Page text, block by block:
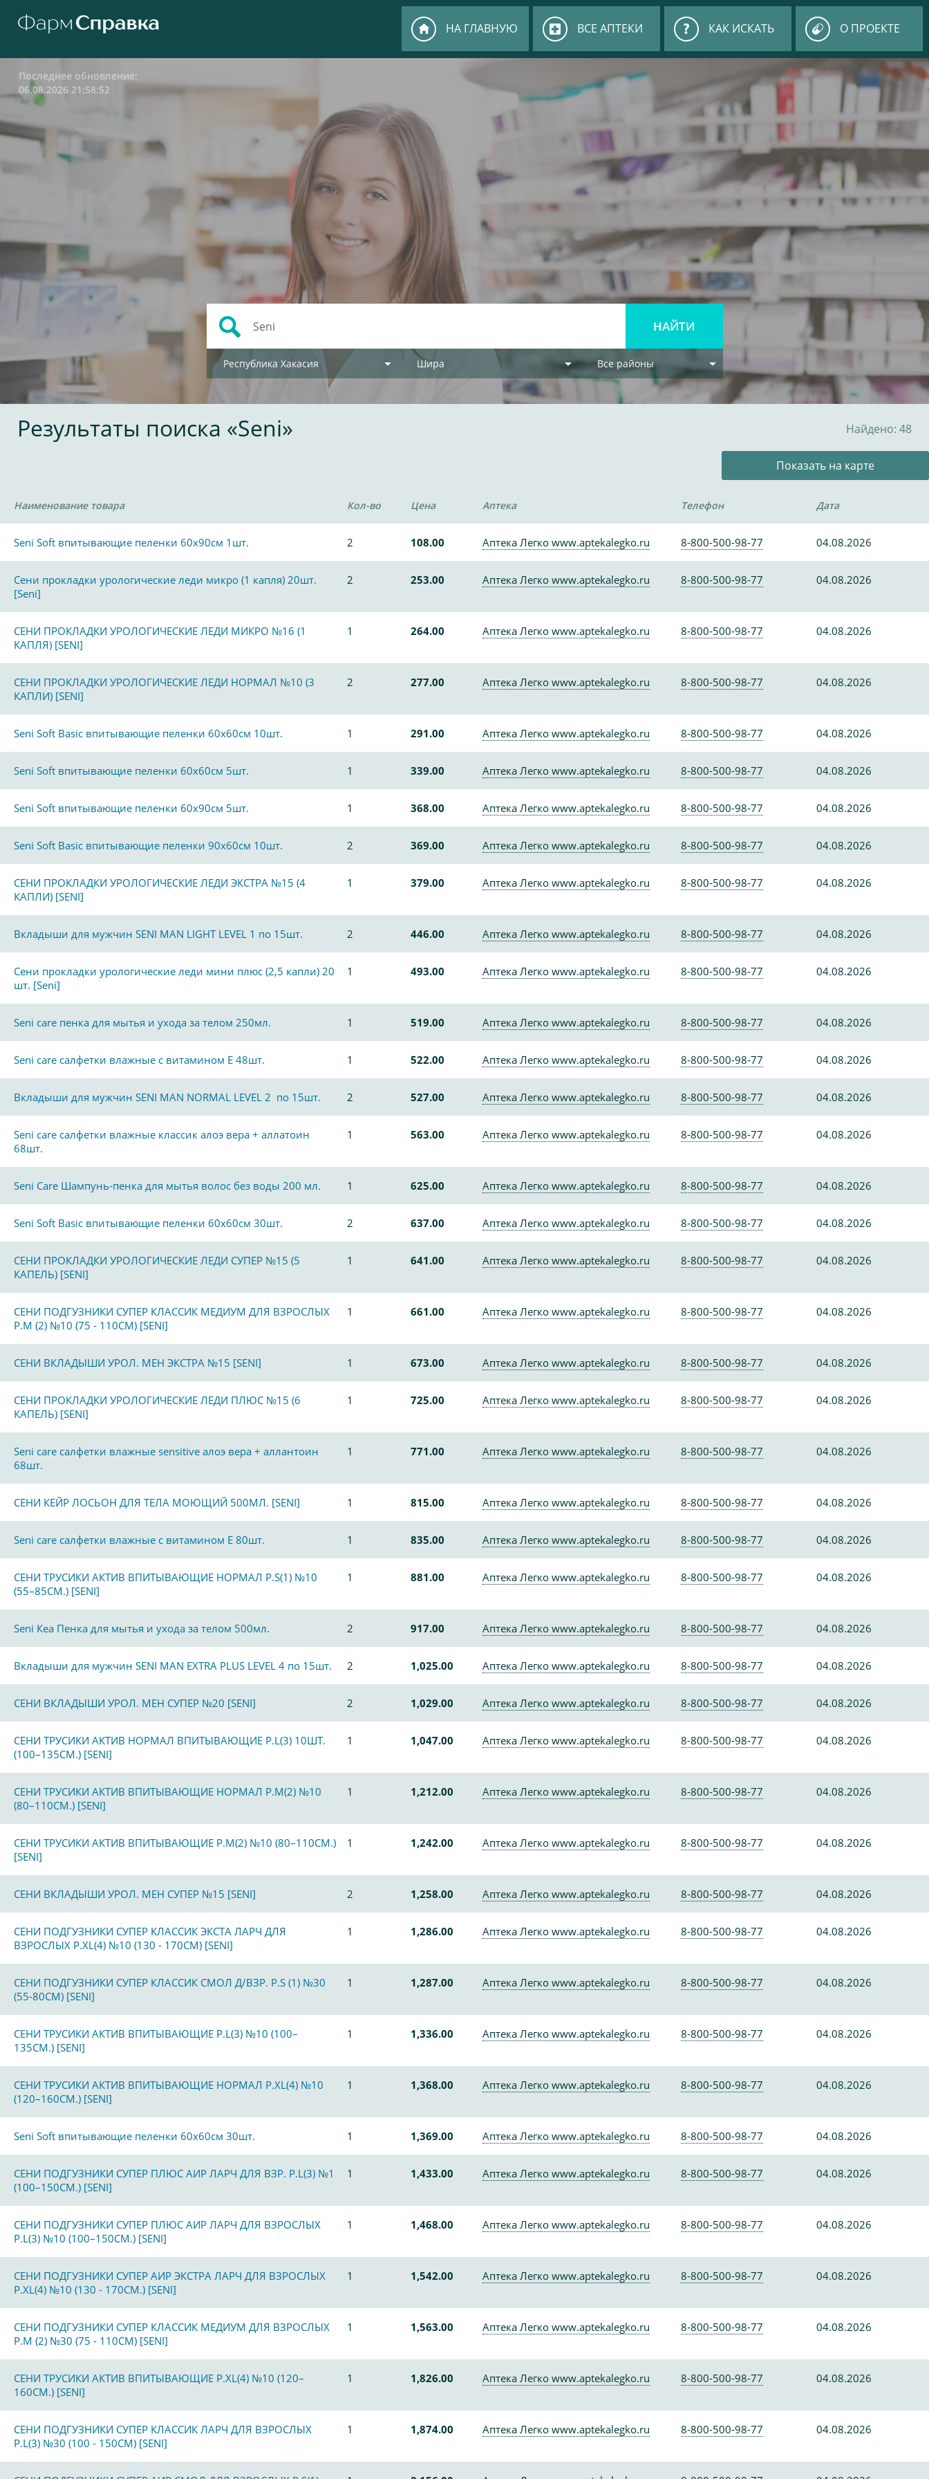
НА ГЛАВНУЮ ВСЕ АПТЕКИ КАК ИСКАТЬ О ПРОЕКТЕ
Последнее обновление:
06.08.2026 21:58:52
Республика Хакасия Шира Все районы
Результаты поиска «Seni» Найдено: 48
Показать на карте
Наименование товара Кол-во Цена Аптека Телефон Дата
Seni Soft впитывающие пеленки 60х90см 1шт. 2 108.00 Аптека Легко www.aptekalegko.ru 8-800-500-98-77 04.08.2026
Сени прокладки урологические леди микро (1 капля) 20шт.
[Seni]
2 253.00 Аптека Легко www.aptekalegko.ru 8-800-500-98-77 04.08.2026
СЕНИ ПРОКЛАДКИ УРОЛОГИЧЕСКИЕ ЛЕДИ МИКРО №16 (1
КАПЛЯ) [SENI]
1 264.00 Аптека Легко www.aptekalegko.ru 8-800-500-98-77 04.08.2026
СЕНИ ПРОКЛАДКИ УРОЛОГИЧЕСКИЕ ЛЕДИ НОРМАЛ №10 (3
КАПЛИ) [SENI]
2 277.00 Аптека Легко www.aptekalegko.ru 8-800-500-98-77 04.08.2026
Seni Soft Basic впитывающие пеленки 60х60см 10шт. 1 291.00 Аптека Легко www.aptekalegko.ru 8-800-500-98-77 04.08.2026
Seni Soft впитывающие пеленки 60х60см 5шт. 1 339.00 Аптека Легко www.aptekalegko.ru 8-800-500-98-77 04.08.2026
Seni Soft впитывающие пеленки 60х90см 5шт. 1 368.00 Аптека Легко www.aptekalegko.ru 8-800-500-98-77 04.08.2026
Seni Soft Basic впитывающие пеленки 90х60см 10шт. 2 369.00 Аптека Легко www.aptekalegko.ru 8-800-500-98-77 04.08.2026
СЕНИ ПРОКЛАДКИ УРОЛОГИЧЕСКИЕ ЛЕДИ ЭКСТРА №15 (4
КАПЛИ) [SENI]
1 379.00 Аптека Легко www.aptekalegko.ru 8-800-500-98-77 04.08.2026
Вкладыши для мужчин SENI MAN LIGHT LEVEL 1 по 15шт. 2 446.00 Аптека Легко www.aptekalegko.ru 8-800-500-98-77 04.08.2026
Сени прокладки урологические леди мини плюс (2,5 капли) 20
шт. [Seni]
1 493.00 Аптека Легко www.aptekalegko.ru 8-800-500-98-77 04.08.2026
Seni care пенка для мытья и ухода за телом 250мл. 1 519.00 Аптека Легко www.aptekalegko.ru 8-800-500-98-77 04.08.2026
Seni care салфетки влажные с витамином Е 48шт. 1 522.00 Аптека Легко www.aptekalegko.ru 8-800-500-98-77 04.08.2026
Вкладыши для мужчин SENI MAN NORMAL LEVEL 2 по 15шт. 2 527.00 Аптека Легко www.aptekalegko.ru 8-800-500-98-77 04.08.2026
Seni care салфетки влажные классик алоэ вера + аллатоин
68шт.
1 563.00 Аптека Легко www.aptekalegko.ru 8-800-500-98-77 04.08.2026
Seni Care Шампунь-пенка для мытья волос без воды 200 мл. 1 625.00 Аптека Легко www.aptekalegko.ru 8-800-500-98-77 04.08.2026
Seni Soft Basic впитывающие пеленки 60х60см 30шт. 2 637.00 Аптека Легко www.aptekalegko.ru 8-800-500-98-77 04.08.2026
СЕНИ ПРОКЛАДКИ УРОЛОГИЧЕСКИЕ ЛЕДИ СУПЕР №15 (5
КАПЕЛЬ) [SENI]
1 641.00 Аптека Легко www.aptekalegko.ru 8-800-500-98-77 04.08.2026
СЕНИ ПОДГУЗНИКИ СУПЕР КЛАССИК МЕДИУМ ДЛЯ ВЗРОСЛЫХ
Р.M (2) №10 (75 - 110СМ) [SENI]
1 661.00 Аптека Легко www.aptekalegko.ru 8-800-500-98-77 04.08.2026
СЕНИ ВКЛАДЫШИ УРОЛ. МЕН ЭКСТРА №15 [SENI] 1 673.00 Аптека Легко www.aptekalegko.ru 8-800-500-98-77 04.08.2026
СЕНИ ПРОКЛАДКИ УРОЛОГИЧЕСКИЕ ЛЕДИ ПЛЮС №15 (6
КАПЕЛЬ) [SENI]
1 725.00 Аптека Легко www.aptekalegko.ru 8-800-500-98-77 04.08.2026
Seni care салфетки влажные sensitive алоэ вера + аллантоин
68шт.
1 771.00 Аптека Легко www.aptekalegko.ru 8-800-500-98-77 04.08.2026
СЕНИ КЕЙР ЛОСЬОН ДЛЯ ТЕЛА МОЮЩИЙ 500МЛ. [SENI] 1 815.00 Аптека Легко www.aptekalegko.ru 8-800-500-98-77 04.08.2026
Seni care салфетки влажные с витамином Е 80шт. 1 835.00 Аптека Легко www.aptekalegko.ru 8-800-500-98-77 04.08.2026
СЕНИ ТРУСИКИ АКТИВ ВПИТЫВАЮЩИЕ НОРМАЛ Р.S(1) №10
(55–85СМ.) [SENI]
1 881.00 Аптека Легко www.aptekalegko.ru 8-800-500-98-77 04.08.2026
Seni Кеа Пенка для мытья и ухода за телом 500мл. 2 917.00 Аптека Легко www.aptekalegko.ru 8-800-500-98-77 04.08.2026
Вкладыши для мужчин SENI MAN EXTRA PLUS LEVEL 4 по 15шт. 2 1,025.00 Аптека Легко www.aptekalegko.ru 8-800-500-98-77 04.08.2026
СЕНИ ВКЛАДЫШИ УРОЛ. МЕН СУПЕР №20 [SENI] 2 1,029.00 Аптека Легко www.aptekalegko.ru 8-800-500-98-77 04.08.2026
СЕНИ ТРУСИКИ АКТИВ НОРМАЛ ВПИТЫВАЮЩИЕ Р.L(3) 10ШТ.
(100–135СМ.) [SENI]
1 1,047.00 Аптека Легко www.aptekalegko.ru 8-800-500-98-77 04.08.2026
СЕНИ ТРУСИКИ АКТИВ ВПИТЫВАЮЩИЕ НОРМАЛ Р.M(2) №10
(80–110СМ.) [SENI]
1 1,212.00 Аптека Легко www.aptekalegko.ru 8-800-500-98-77 04.08.2026
СЕНИ ТРУСИКИ АКТИВ ВПИТЫВАЮЩИЕ Р.M(2) №10 (80–110СМ.)
[SENI]
1 1,242.00 Аптека Легко www.aptekalegko.ru 8-800-500-98-77 04.08.2026
СЕНИ ВКЛАДЫШИ УРОЛ. МЕН СУПЕР №15 [SENI] 2 1,258.00 Аптека Легко www.aptekalegko.ru 8-800-500-98-77 04.08.2026
СЕНИ ПОДГУЗНИКИ СУПЕР КЛАССИК ЭКСТА ЛАРЧ ДЛЯ
ВЗРОСЛЫХ Р.XL(4) №10 (130 - 170СМ) [SENI]
1 1,286.00 Аптека Легко www.aptekalegko.ru 8-800-500-98-77 04.08.2026
СЕНИ ПОДГУЗНИКИ СУПЕР КЛАССИК СМОЛ Д/ВЗР. Р.S (1) №30
(55-80СМ) [SENI]
1 1,287.00 Аптека Легко www.aptekalegko.ru 8-800-500-98-77 04.08.2026
СЕНИ ТРУСИКИ АКТИВ ВПИТЫВАЮЩИЕ Р.L(3) №10 (100–
135СМ.) [SENI]
1 1,336.00 Аптека Легко www.aptekalegko.ru 8-800-500-98-77 04.08.2026
СЕНИ ТРУСИКИ АКТИВ ВПИТЫВАЮЩИЕ НОРМАЛ Р.XL(4) №10
(120–160СМ.) [SENI]
1 1,368.00 Аптека Легко www.aptekalegko.ru 8-800-500-98-77 04.08.2026
Seni Soft впитывающие пеленки 60х60см 30шт. 1 1,369.00 Аптека Легко www.aptekalegko.ru 8-800-500-98-77 04.08.2026
СЕНИ ПОДГУЗНИКИ СУПЕР ПЛЮС АИР ЛАРЧ ДЛЯ ВЗР. Р.L(3) №1
(100–150СМ.) [SENI]
1 1,433.00 Аптека Легко www.aptekalegko.ru 8-800-500-98-77 04.08.2026
СЕНИ ПОДГУЗНИКИ СУПЕР ПЛЮС АИР ЛАРЧ ДЛЯ ВЗРОСЛЫХ
Р.L(3) №10 (100–150СМ.) [SENI]
1 1,468.00 Аптека Легко www.aptekalegko.ru 8-800-500-98-77 04.08.2026
СЕНИ ПОДГУЗНИКИ СУПЕР АИР ЭКСТРА ЛАРЧ ДЛЯ ВЗРОСЛЫХ
Р.ХL(4) №10 (130 - 170СМ.) [SENI]
1 1,542.00 Аптека Легко www.aptekalegko.ru 8-800-500-98-77 04.08.2026
СЕНИ ПОДГУЗНИКИ СУПЕР КЛАССИК МЕДИУМ ДЛЯ ВЗРОСЛЫХ
Р.M (2) №30 (75 - 110СМ) [SENI]
1 1,563.00 Аптека Легко www.aptekalegko.ru 8-800-500-98-77 04.08.2026
СЕНИ ТРУСИКИ АКТИВ ВПИТЫВАЮЩИЕ Р.XL(4) №10 (120–
160СМ.) [SENI]
1 1,826.00 Аптека Легко www.aptekalegko.ru 8-800-500-98-77 04.08.2026
СЕНИ ПОДГУЗНИКИ СУПЕР КЛАССИК ЛАРЧ ДЛЯ ВЗРОСЛЫХ
Р.L(3) №30 (100 - 150СМ) [SENI]
1 1,874.00 Аптека Легко www.aptekalegko.ru 8-800-500-98-77 04.08.2026